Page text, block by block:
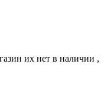
их нет в наличии ,